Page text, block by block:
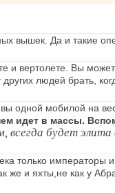
вышек. Да и такие
вертолете. Вы
людей брать,
одной мобилой на
идет в массы.
будет
только
же и яхты,не как у